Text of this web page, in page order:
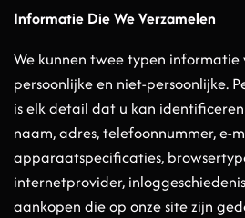
Informatie Die We Verzamelen
We kunnen twee typen informatie
persoonlijke en niet-persoonlijke.
is elk detail dat u kan
naam, adres, telefoonnummer, e-
apparaatspecificaties,
internetprovider,
aankopen die op onze site zijn